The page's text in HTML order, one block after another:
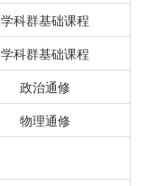
学科群基础课程
学科群基础课程
政治通修
物理通修